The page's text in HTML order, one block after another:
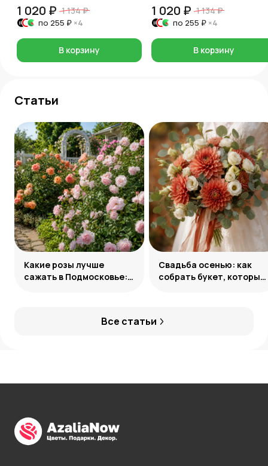
1 020 ₽ 1 134 ₽
по 255 ₽ ×4
В корзину
1 020 ₽ 1 134 ₽
по 255 ₽ ×4
В корзину
Статьи
Все статьи
Какие розы лучше
сажать в Подмосковье:
Свадьба осенью: как
собрать букет, который